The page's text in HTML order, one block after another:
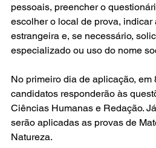
pessoais, preencher o
escolher o local de prova, indicar
estrangeira e, se necessário,
especializado ou uso do nome
No primeiro dia de aplicação, em
candidatos responderão às
Ciências Humanas e Redação.
serão aplicadas as provas de
Natureza.